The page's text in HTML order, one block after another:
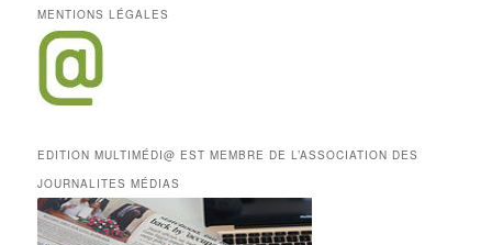
MENTIONS LÉGALES
EDITION MULTIMÉDI@ EST MEMBRE DE L’ASSOCIATION DES
JOURNALITES MÉDIAS